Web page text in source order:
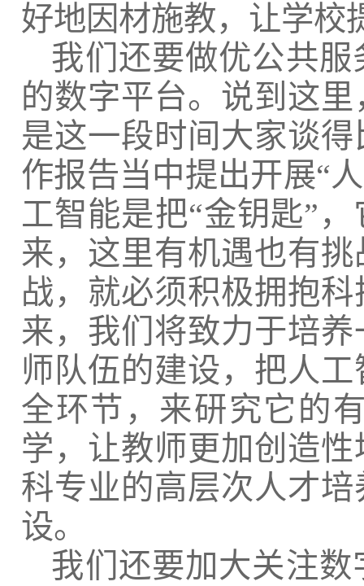
好地因材施教，让学校
我们还要做优公共
的数字平台。说到这
是这一段时间大家谈
作报告当中提出开展“
工智能是把“金钥匙”
来，这里有机遇也有
战，就必须积极拥抱
来，我们将致力于培
师队伍的建设，把人
全环节，来研究它的
学，让教师更加创造
科专业的高层次人才
设。
我们还要加大关注